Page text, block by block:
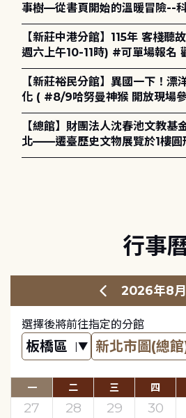
事樹—從書頁開始的溫暖冒險--
電章魚》
【新莊中港分館】115年 客棧
週六上午10-11時) #可單場報名
【新莊裕民分館】異國一下！漂
化 ( #8/9哈努曼神猴 開放現場
【總館】財團法人沈春池文教基
北——遷臺歷史文物展覽於1樓圓
歡迎一同觀展！
行事
2026年8月
選擇後將前往指定的分館
一 二 三 四
27 28 29 30